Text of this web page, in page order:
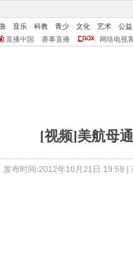
音乐 科教 青少 文化 艺术 公益
直播中国 赛事直播 网络电视
[视频]美航母
发布时间:2012年10月21日 19:59 |